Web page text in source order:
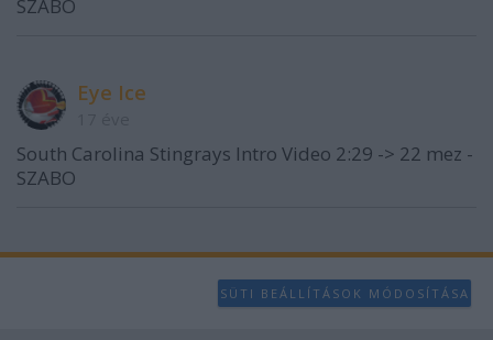
SZABO
Eye Ice
South Carolina Stingrays Intro Video 2:29 -> 22 mez -
SZABO
SÜTI BEÁLLÍTÁSOK MÓDOSÍTÁSA